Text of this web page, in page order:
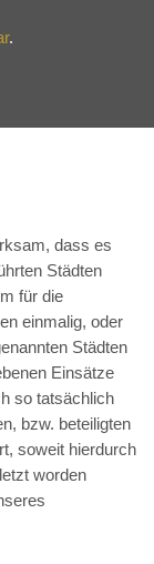
.
dass es
Städten
für die
einmalig, oder
Städten
Einsätze
so tatsächlich
bzw. beteiligten
soweit hierdurch
worden